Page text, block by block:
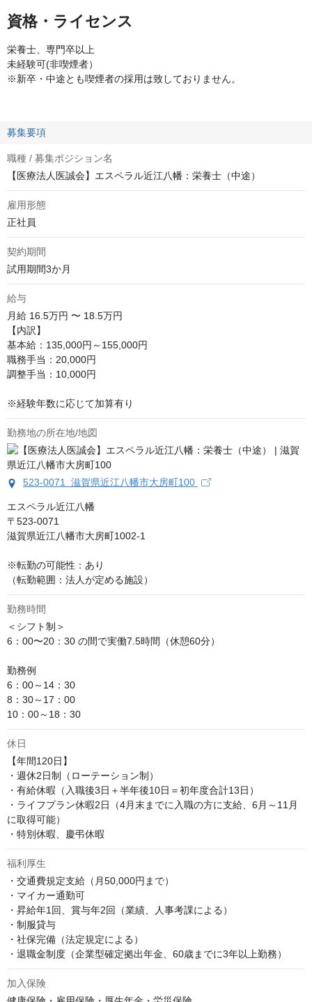
資格・ライセンス
栄養士、専門卒以上
未経験可(非喫煙者）
※新卒・中途とも喫煙者の採用は致しておりません。
募集要項
職種 / 募集ポジション名
【医療法人医誠会】エスペラル近江八幡：栄養士（中途）
雇用形態
正社員
契約期間
試用期間3か月
給与
月給 16.5万円 〜 18.5万円
【内訳】
基本給：135,000円～155,000円
職務手当：20,000円
調整手当：10,000円
※経験年数に応じて加算有り
勤務地の所在地/地図
523-0071 滋賀県近江八幡市大房町100
エスペラル近江八幡
〒523-0071
滋賀県近江八幡市大房町1002-1
※転勤の可能性：あり
（転勤範囲：法人が定める施設）
勤務時間
＜シフト制＞
6：00〜20：30 の間で実働7.5時間（休憩60分）
勤務例
6：00～14：30
8：30～17：00
10：00～18：30
休日
【年間120日】
・週休2日制（ローテーション制）
・有給休暇（入職後3日＋半年後10日＝初年度合計13日）
・ライフプラン休暇2日（4月末までに入職の方に支給、6月～11月
に取得可能）
・特別休暇、慶弔休暇
福利厚生
・交通費規定支給（月50,000円まで）
・マイカー通勤可
・昇給年1回、賞与年2回（業績、人事考課による）
・制服貸与
・社保完備（法定規定による）
・退職金制度（企業型確定拠出年金、60歳までに3年以上勤務）
加入保険